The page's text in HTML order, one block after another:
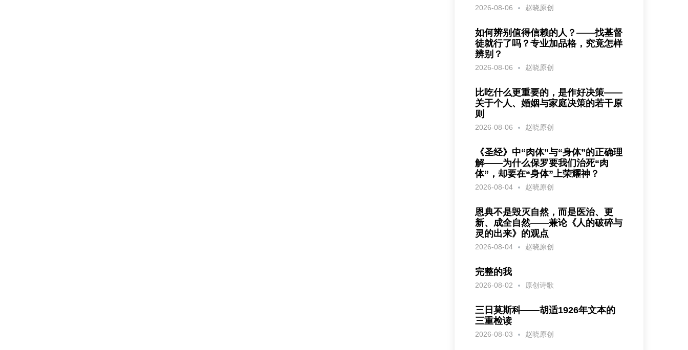
2026-08-06 赵晓原创
如何辨别值得信赖的人？——找基督
徒就行了吗？专业加品格，究竟怎样
辨别？
2026-08-06 赵晓原创
比吃什么更重要的，是作好决策——
关于个人、婚姻与家庭决策的若干原
则
2026-08-06 赵晓原创
《圣经》中“肉体”与“身体”的正确理
解——为什么保罗要我们治死“肉
体”，却要在“身体”上荣耀神？
2026-08-04 赵晓原创
恩典不是毁灭自然，而是医治、更
新、成全自然——兼论《人的破碎与
灵的出来》的观点
2026-08-04 赵晓原创
完整的我
2026-08-02 原创诗歌
三日莫斯科——胡适1926年文本的
三重检读
2026-08-03 赵晓原创